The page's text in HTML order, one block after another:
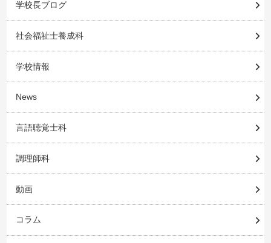
学校長ブログ
社会福祉士養成科
学校情報
News
言語聴覚士科
調理師科
動画
コラム